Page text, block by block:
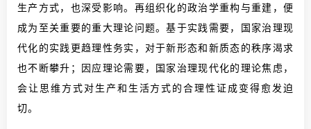
生产方式，也深受影响。再组织化的政治学重构与重建，便
成为至关重要的重大理论问题。基于实践需要，国家治理现
代化的实践更趋理性务实，对于新形态和新质态的秩序渴求
也不断攀升；因应理论需要，国家治理现代化的理论焦虑，
会让思维方式对生产和生活方式的合理性证成变得愈发迫
切。